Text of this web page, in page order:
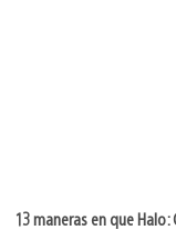
13 maneras en que